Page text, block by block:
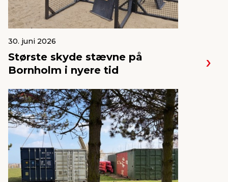
30. juni 2026
Største skyde stævne på
Bornholm i nyere tid